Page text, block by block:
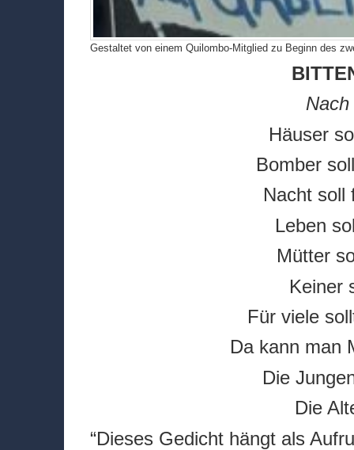
Gestaltet von einem Quilombo-Mitglied zu Beginn des
Häuser
Bomber
Nacht soll
Leben
Mütter
Keiner
Für viele
Da kann man
Die
Die
“Dieses Gedicht hängt als